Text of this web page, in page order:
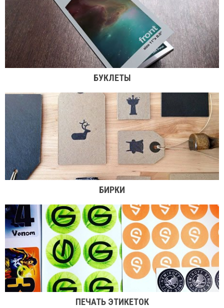
БУКЛЕТЫ
БИРКИ
ПЕЧАТЬ ЭТИКЕТОК